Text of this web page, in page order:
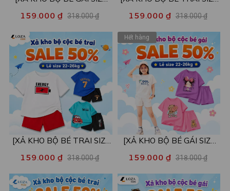
nhiều mẫu - Quần áo bé gái
nữ từ 15-22kg - Loza Kids
XB001
159.000 ₫ 318.000 ₫
mẫu - Quần áo bé trai từ 15-
18kg - Loza Kids XB002
159.000 ₫ 318.000 ₫
[XẢ KHO BỘ BÉ TRAI SIZE
mẫu - Quần áo bé trai từ 22-
26kg - Loza Kids XB004
159.000 ₫ 318.000 ₫
Hết hàng
[XẢ KHO BỘ BÉ GÁI SIZE
mẫu - Quần áo bé gái từ 22-
26kg - Loza Kids XB005
159.000 ₫ 318.000 ₫